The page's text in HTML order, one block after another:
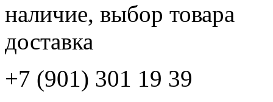
наличие, выбор товара
доставка
+7 (901) 301 19 39